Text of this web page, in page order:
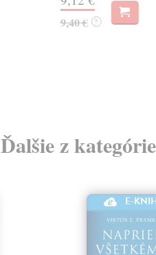
9,40 € ?
Ďalšie z
E-